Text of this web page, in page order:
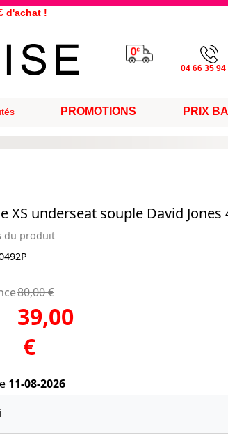
d'achat !
du lundi au vendredi
chez vous ?
04 66 35 94
PROMOTIONS PRIX
XS underseat souple David Jones
du produit
80,00 €
39,00
€
11-08-2026